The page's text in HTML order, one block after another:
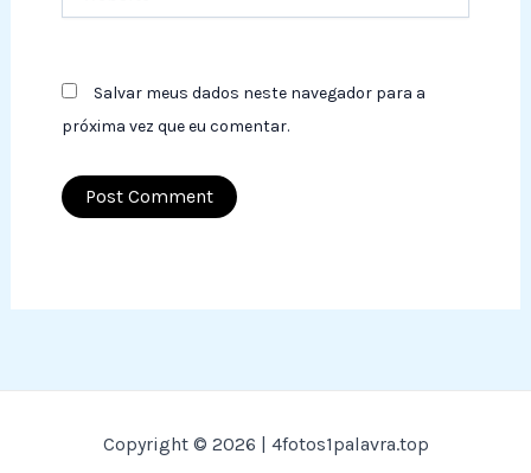
Salvar meus dados neste navegador para a
próxima vez que eu comentar.
Copyright © 2026 | 4fotos1palavra.top